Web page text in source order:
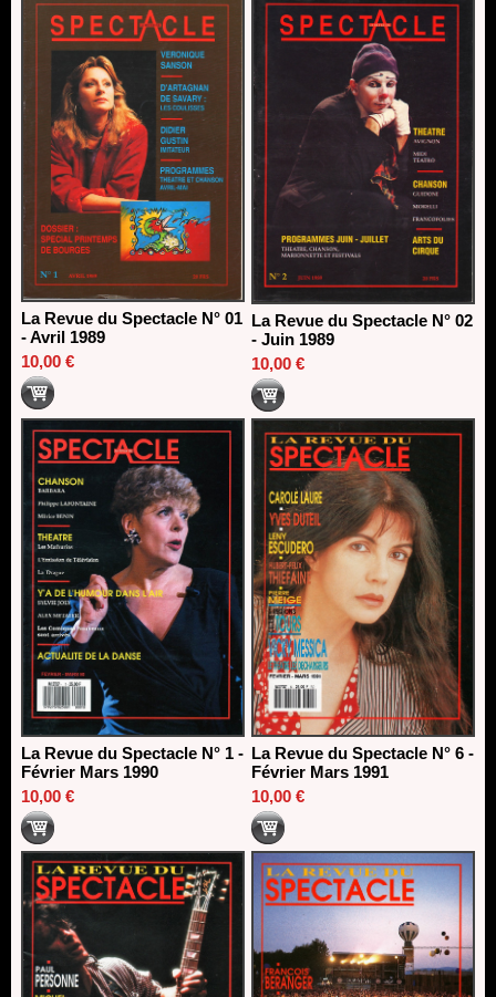
13/06/2026
Dispositif SACD Auteurs d'espaces : les lauréats 2026
18/03/2026
La Revue du Spectacle N° 01
- Avril 1989
10,00 €
La Revue du Spectacle N° 02
- Juin 1989
10,00 €
La Revue du Spectacle N° 1 -
Février Mars 1990
10,00 €
La Revue du Spectacle N° 6 -
Février Mars 1991
10,00 €